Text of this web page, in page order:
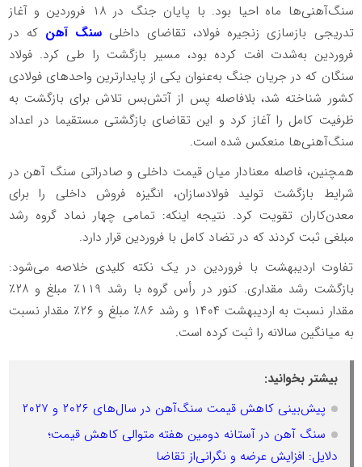
سنگ‌آهنی‌ها ماه احیا بود. با پایان جنگ در ۱۸ فروردین و آغاز
تدریجی بازسازی زنجیره فولاد، تقاضای داخلیسنگ آهن که در
فروردین به‌شدت افت کرده بود، مسیر بازگشت را طی کرد. فولاد
سنگان که در جریان جنگ به‌عنوان یکی از پایدارترین واحدهای فولادی
کشور شناخته شد، بلافاصله پس از آتش‌بس تلاش برای بازگشت به
ظرفیت کامل را آغاز کرد و این تقاضای بازگشتی مستقیما در اعداد
سنگ‌آهنی‌ها منعکس شده است.
همچنین، فاصله معنادار میان قیمت داخلی و صادراتی سنگ آهن در
شرایط بازگشت تولید فولادسازان، انگیزه فروش داخلی را برای
معدن‌کاران تقویت کرد. نتیجه اینکه: تمامی چهار نماد گروه رشد
مبلغی ثبت کردند که در تضاد کامل با فروردین قرار دارد.
تفاوت اردیبهشت با فروردین در یک نکته کلیدی خلاصه می‌شود:
بازگشت رشد مقداری. کنور در رأس گروه با رشد ۱۱۹٪ مبلغ و ۲۸٪
مقدار نسبت به اردیبهشت ۱۴۰۴ و رشد ۸۶٪ مبلغ و ۲۶٪ مقدار نسبت
به میانگین سالانه را ثبت کرده است.
بیشتر بخوانید:
پیش‌بینی کاهش قیمت سنگ‌آهن در سال‌های ۲۰۲۶ و ۲۰۲۷
سنگ آهن در آستانه دومین هفته متوالی کاهش قیمت؛
دلایل: افزایش عرضه و نگرانی‌از تقاضا